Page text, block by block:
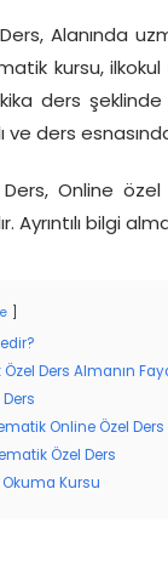
Alanında
kursu,
ders şeklinde
ve ders
Online
Ayrıntılı bilgi
Ders Almanın
Ders
Online Özel Ders
Özel Ders
Okuma Kursu